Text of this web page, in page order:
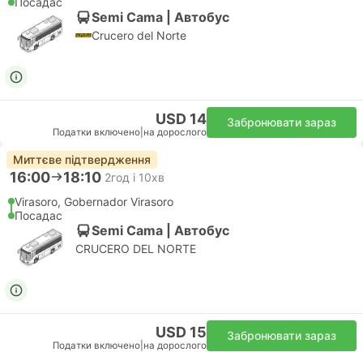
Semi Cama | Автобус
Crucero del Norte
USD 14
Податки включено на дорослого
Забронювати зараз
Миттєве підтвердження
16:00 18:10 2год і 10хв
Virasoro, Gobernador Virasoro
Посадас
Semi Cama | Автобус
CRUCERO DEL NORTE
USD 15
Податки включено на дорослого
Забронювати зараз